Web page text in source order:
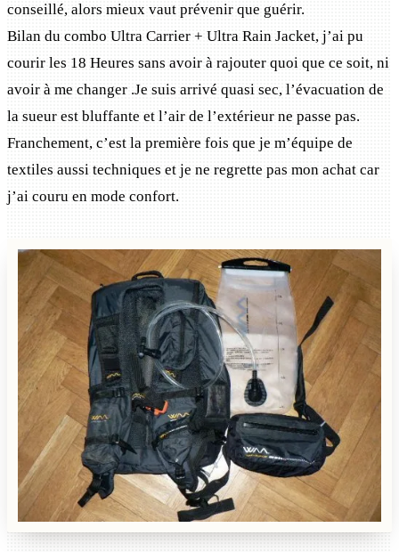
conseillé, alors mieux vaut prévenir que guérir.
Bilan du combo Ultra Carrier + Ultra Rain Jacket, j’ai pu
courir les 18 Heures sans avoir à rajouter quoi que ce soit, ni
avoir à me changer .Je suis arrivé quasi sec, l’évacuation de
la sueur est bluffante et l’air de l’extérieur ne passe pas.
Franchement, c’est la première fois que je m’équipe de
textiles aussi techniques et je ne regrette pas mon achat car
j’ai couru en mode confort.